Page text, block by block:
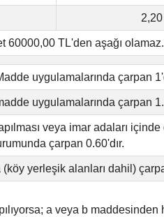
60000,00 TL'den aşağı olamaz.
uygulamalarında çarpan
uygulamalarında çarpan
veya imar adaları
çarpan 0.60'dır.
yerleşik alanları dahil)
a veya b